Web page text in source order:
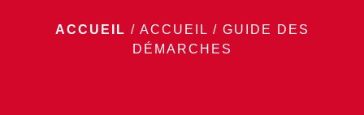
ACCUEIL / ACCUEIL / GUIDE DES
DÉMARCHES